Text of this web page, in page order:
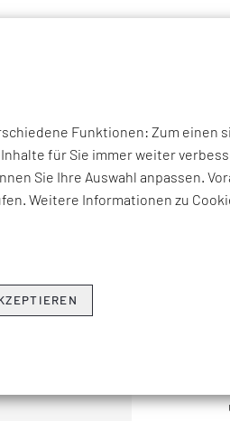
QualityMindsFunktionen: Zum
für Sie immer weiter
Sie Ihre Auswahl anpassen.
Weitere Informationen zu